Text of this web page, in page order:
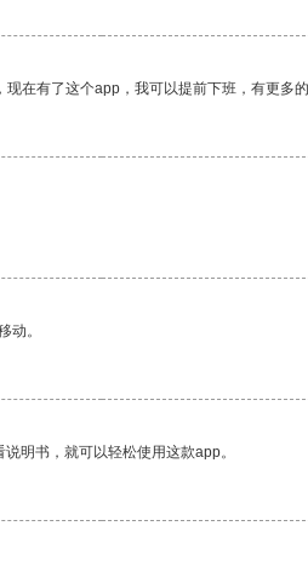
在有了这个app，我可以提前下班，有更多的
动。
明书，就可以轻松使用这款app。